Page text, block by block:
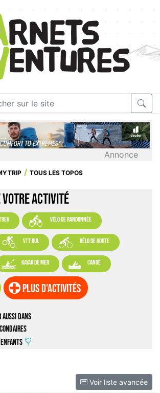
Annonce
TOUS LES TOPOS
ACTIVITÉ
 vélo de randonnée
 VTT BUL  vélo de route
 kayak de mer  canoë
plus d'activités
aussi dans
enfants
Voir liste avancée